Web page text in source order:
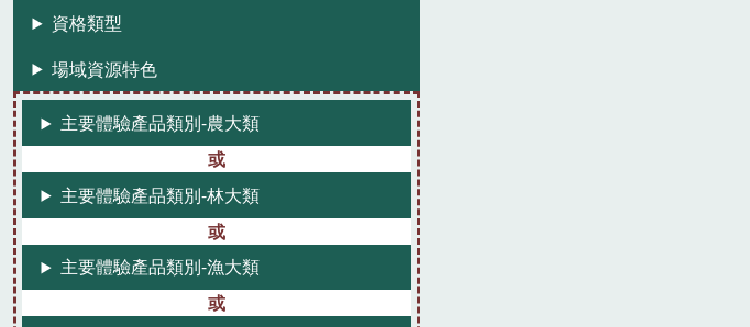
資格類型
場域資源特色
主要體驗產品類別-農大類
主要體驗產品類別-林大類
主要體驗產品類別-漁大類